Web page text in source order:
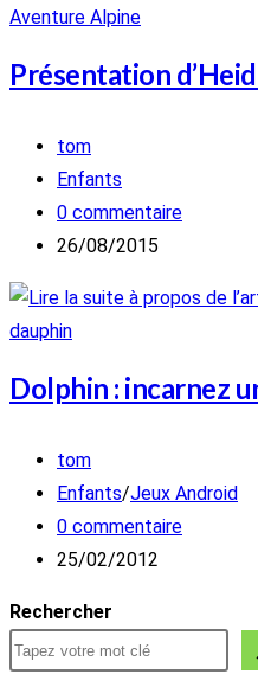
Présentation
Auteur/autrice
de
la
publication :
tom
Post
category:
Enfants
Commentaires
de
publication :
0 commentaire
Publication
26/08/2015
Dolphin : incarnez
Auteur/autrice
de
la
publication :
tom
Post
category:
Enfants/Jeux Android
Commentaires
de
publication :
0 commentaire
Publication
25/02/2012
Rechercher